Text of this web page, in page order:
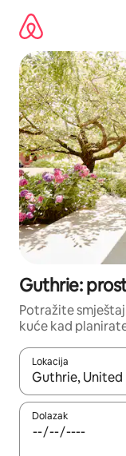
sadržaj
Guthrie:
Potražite
kuće kad
Lokacija
Kada budu
Dolazak